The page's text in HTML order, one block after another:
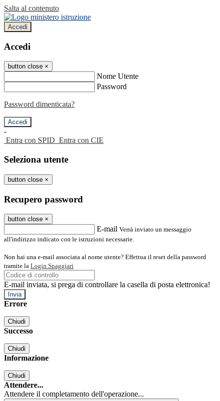
Salta al contenuto
Accedi
Accedi
button close ×
Nome Utente
Password
Password dimenticata?
-
Entra con SPID Entra con CIE
Seleziona utente
button close ×
Recupero password
button close ×
E-mail Verrà inviato un messaggio
all'indirizzo indicato con le istruzioni necessarie.
Non hai una e-mail associata al nome utente? Effettua il reset della password
tramite la Login Spaggiari
E-mail inviata, si prega di controllare la casella di posta elettronica!
Errore
Chiudi
Successo
Chiudi
Informazione
Chiudi
Attendere...
Attendere il completamento dell'operazione...